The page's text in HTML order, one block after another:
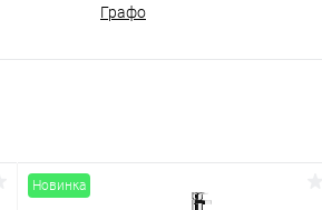
Графо
Новинка